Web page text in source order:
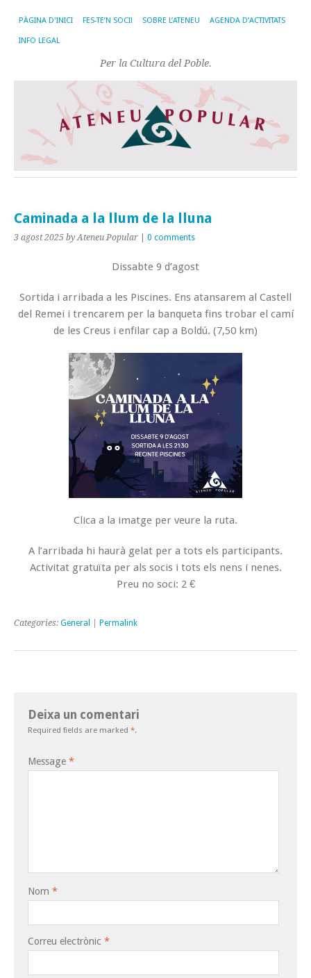
PÀGINA D'INICI FES-TE’N SOCI! SOBRE L’ATENEU AGENDA D’ACTIVITATS
INFO LEGAL
Per la Cultura del Poble.
Caminada a la llum de la lluna
3 agost 2025 by Ateneu Popular 0 comments
Dissabte 9 d’agost
Sortida i arribada a les Piscines. Ens atansarem al Castell
del Remei i trencarem per la banqueta fins trobar el camí
de les Creus i enfilar cap a Boldú. (7,50 km)
Clica a la imatge per veure la ruta.
A l’arribada hi haurà gelat per a tots els participants.
Activitat gratuïta per als socis i tots els nens i nenes.
Preu no soci: 2 €
Categories: General Permalink
Deixa un comentari
Required fields are marked *.
Message *
Nom *
Correu electrònic *